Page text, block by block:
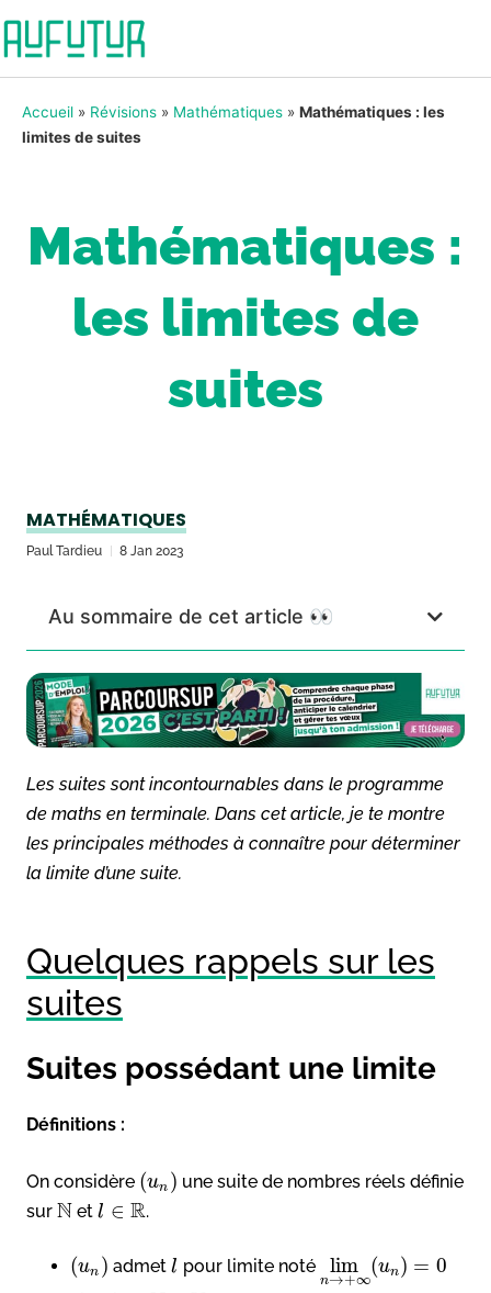
Accueil » Révisions » Mathématiques » Mathématiques : les
limites de suites
Mathématiques :
les limites de
suites
MATHÉMATIQUES
Paul Tardieu 8 Jan 2023
Au sommaire de cet article 👀
Les suites sont incontournables dans le programme
de maths en terminale. Dans cet article, je te montre
les principales méthodes à connaître pour déterminer
la limite d’une suite.
Quelques rappels sur les
suites
Suites possédant une limite
Définitions :
On considère (un ) une suite de nombres réels définie
sur N etl ∈ R.
(un ) admetl pour limite noté lim
n→+∞
(un) = 0